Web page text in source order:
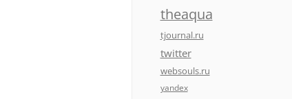
theaqua
tjournal.ru
twitter
websouls.ru
yandex